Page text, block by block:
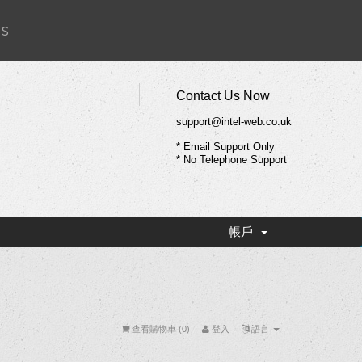
Contact Us Now
support@intel-web.co.uk
* Email Support Only
* No Telephone Support
帳戶
語言
登入
查看購物車 (0)